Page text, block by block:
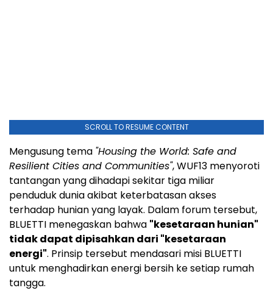
SCROLL TO RESUME CONTENT
Mengusung tema "Housing the World: Safe and
Resilient Cities and Communities", WUF13 menyoroti
tantangan yang dihadapi sekitar tiga miliar
penduduk dunia akibat keterbatasan akses
terhadap hunian yang layak. Dalam forum tersebut,
BLUETTI menegaskan bahwa "kesetaraan hunian"
tidak dapat dipisahkan dari "kesetaraan
energi". Prinsip tersebut mendasari misi BLUETTI
untuk menghadirkan energi bersih ke setiap rumah
tangga.